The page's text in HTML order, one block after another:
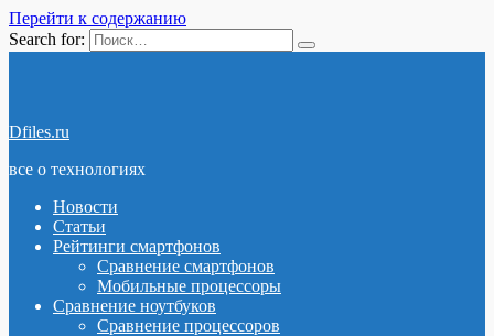
Перейти к содержанию
Search for:
Dfiles.ru
все о технологиях
Новости
Статьи
Рейтинги смартфонов
Сравнение смартфонов
Мобильные процессоры
Сравнение ноутбуков
Сравнение процессоров